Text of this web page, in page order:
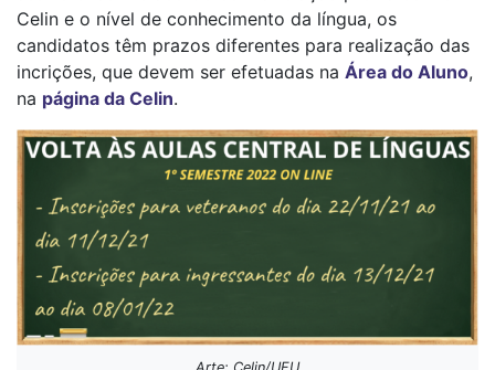
Celin e o nível de conhecimento da língua, os
candidatos têm prazos diferentes para realização das
incrições, que devem ser efetuadas na Área do Aluno,
na página da Celin.